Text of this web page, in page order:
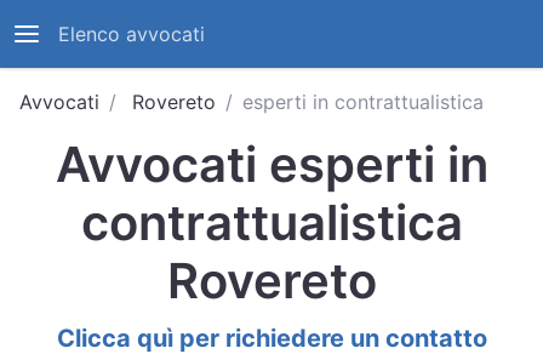
Elenco avvocati
Avvocati Rovereto esperti in contrattualistica
Avvocati esperti in
contrattualistica
Rovereto
Clicca quì per richiedere un contatto